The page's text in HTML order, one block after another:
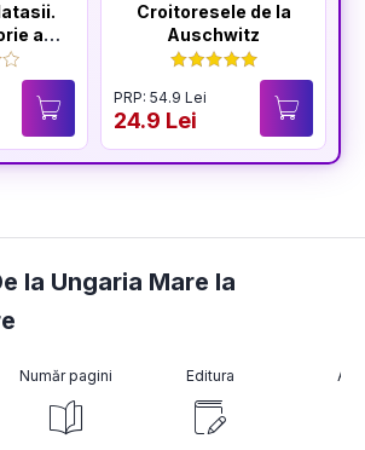
a
Croitoresele de la
Auschwitz
PRP: 54.9 Lei
24.9 Lei
la Ungaria Mare la
Număr pagini Editura